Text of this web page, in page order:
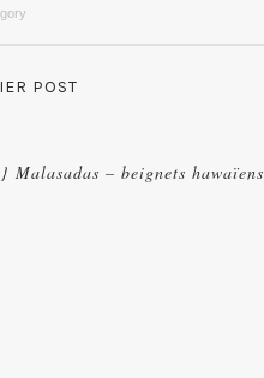
POST
Malasadas – beignets hawaïens